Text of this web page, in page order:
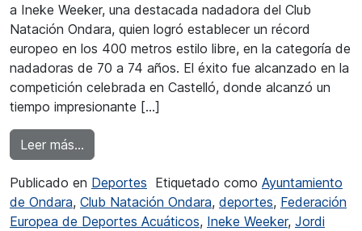
a Ineke Weeker, una destacada nadadora del Club
Natación Ondara, quien logró establecer un récord
europeo en los 400 metros estilo libre, en la categoría de
nadadoras de 70 a 74 años. El éxito fue alcanzado en la
competición celebrada en Castelló, donde alcanzó un
tiempo impresionante […]
Leer más…
Publicado en Deportes Etiquetado como Ayuntamiento
de Ondara, Club Natación Ondara, deportes, Federación
Europea de Deportes Acuáticos, Ineke Weeker, Jordi